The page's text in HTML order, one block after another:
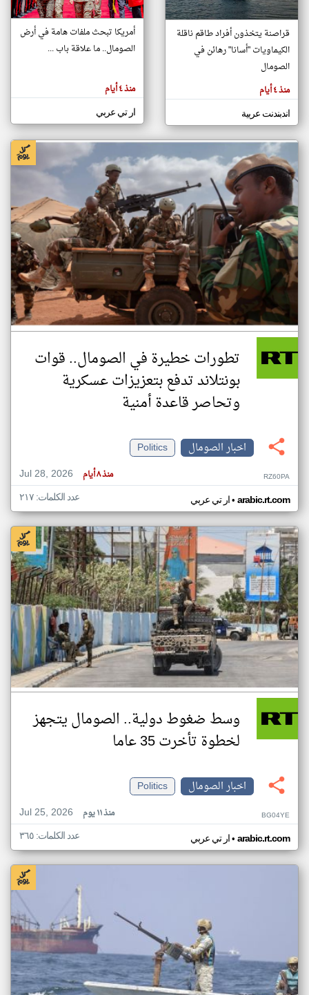
تغيير الدولة
اخبار الصومال على مدار الساعة
أهم اخبار الصومال العاجلة والمباشرة
المقالات
هنا عن
وجهة
كاتبيها.
قراصنة يتخذون أفراد طاقم ناقلة
الكيماويات "أسانا" رهائن في
الصومال
منذ ٤ أيام
اندبندنت عربية
أمريكا تبحث ملفات هامة في أرض
الصومال.. ما علاقة باب ...
منذ ٤ أيام
ار تي عربي
تطورات خطيرة في الصومال.. قوات
بونتلاند تدفع بتعزيزات عسكرية
وتحاصر قاعدة أمنية
اخبار الصومال
Politics
Jul 28, 2026
منذ ٨ أيام RZ60PA
ار تي عربي• arabic.rt.com عدد الكلمات: ٢١٧
وسط ضغوط دولية.. الصومال يتجهز
لخطوة تأخرت 35 عاما
اخبار الصومال
Politics
Jul 25, 2026
منذ ١١ يوم BG04YE
ار تي عربي• arabic.rt.com عدد الكلمات: ٣٦٥
klyoum.com